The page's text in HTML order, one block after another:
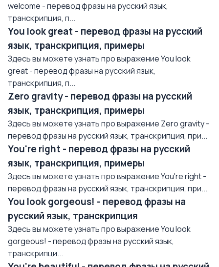
welcome - перевод фразы на русский язык,
транскрипция, п...
You look great - перевод фразы на русский
язык, транскрипция, примеры
Здесь вы можете узнать про выражение You look
great - перевод фразы на русский язык,
транскрипция, п...
Zero gravity - перевод фразы на русский
язык, транскрипция, примеры
Здесь вы можете узнать про выражение Zero gravity -
перевод фразы на русский язык, транскрипция, при...
You're right - перевод фразы на русский
язык, транскрипция, примеры
Здесь вы можете узнать про выражение You're right -
перевод фразы на русский язык, транскрипция, при...
You look gorgeous! - перевод фразы на
русский язык, транскрипция
Здесь вы можете узнать про выражение You look
gorgeous! - перевод фразы на русский язык,
транскрипци...